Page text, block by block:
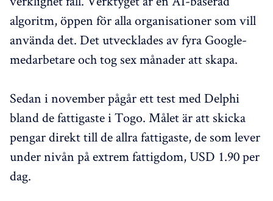
algoritm, öppen för alla organisationer som vill
använda det. Det utvecklades av fyra Google-
medarbetare och tog sex månader att skapa.
Sedan i november pågår ett test med Delphi
bland de fattigaste i Togo. Målet är att skicka
pengar direkt till de allra fattigaste, de som lever
under nivån på extrem fattigdom, USD 1.90 per
dag.